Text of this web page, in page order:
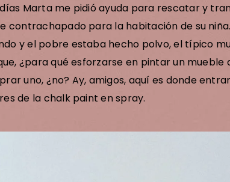
Marta me pidió ayuda para rescatar y
contrachapado para la habitación de su
y el pobre estaba hecho polvo, el típico
¿para qué esforzarse en pintar un mueble
uno, ¿no? Ay, amigos, aquí es donde
de la chalk paint en spray.